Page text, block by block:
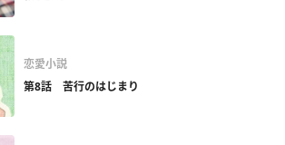
恋愛小説
第8話 苦行のはじまり